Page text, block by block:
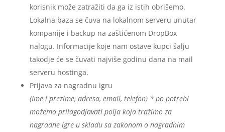
korisnik može zatražiti da ga iz istih obrišemo.
Lokalna baza se čuva na lokalnom serveru unutar
kompanije i backup na zaštićenom DropBox
nalogu. Informacije koje nam ostave kupci šalju
takodje će se čuvati najviše godinu dana na mail
serveru hostinga.
Prijava za nagradnu igru
(Ime i prezime, adresa, email, telefon) * po potrebi
možemo prilagodjavati polja koja tražimo za
nagradne igre u skladu sa zakonom o nagradnim